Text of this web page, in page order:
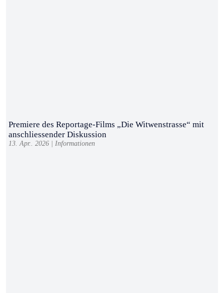
Premiere des Reportage-Films „Die Witwenstrasse“ mit
anschliessender Diskussion
13. Apr.. 2026 Informationen